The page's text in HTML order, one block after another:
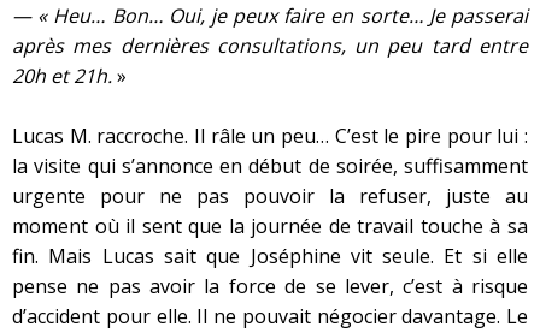
— « Heu… Bon… Oui, je peux faire en sorte… Je passerai
après mes dernières consultations, un peu tard entre
20h et 21h.»
Lucas M. raccroche. Il râle un peu… C’est le pire pour lui :
la visite qui s’annonce en début de soirée, suffisamment
urgente pour ne pas pouvoir la refuser, juste au
moment où il sent que la journée de travail touche à sa
fin. Mais Lucas sait que Joséphine vit seule. Et si elle
pense ne pas avoir la force de se lever, c’est à risque
d’accident pour elle. Il ne pouvait négocier davantage. Le